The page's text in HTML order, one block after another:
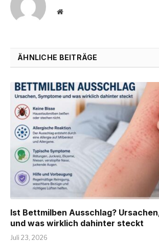
Website
ÄHNLICHE BEITRÄGE
Ist Bettmilben Ausschlag?
und was wirklich dahinter steckt
Juli 23, 2026